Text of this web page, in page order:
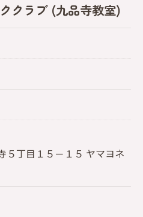
クラブ (九品寺教室)
５丁目１５－１５ ヤマヨネ